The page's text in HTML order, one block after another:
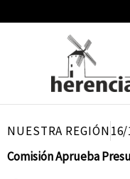
NUESTRA REGIÓN
Comisión Aprueba